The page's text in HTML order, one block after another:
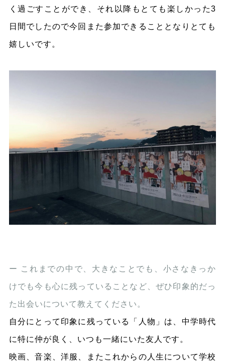
く過ごすことができ、それ以降もとても楽しかった3
日間でしたので今回また参加できることとなりとても
嬉しいです。
ー これまでの中で、大きなことでも、小さなきっか
けでも今も心に残っていることなど、ぜひ印象的だっ
た出会いについて教えてください。
自分にとって印象に残っている「人物」は、中学時代
に特に仲が良く、いつも一緒にいた友人です。
映画、音楽、洋服、またこれからの人生について学校